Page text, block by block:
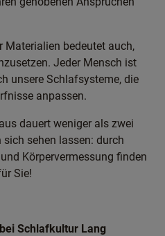
Materialien bedeutet auch,
Jeder Mensch ist
unsere Schlafsysteme, die
anpassen.
dauert weniger als zwei
sehen lassen: durch
Körpervermessung finden
Sie!
Schlafkultur Lang